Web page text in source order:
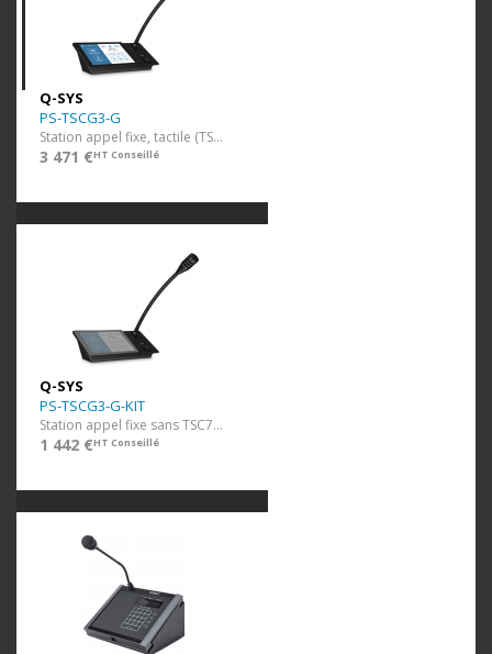
Q-SYS
PS-TSCG3-G
Station appel fixe, tactile (TSC70G3)
3 471 €HT Conseillé
Q-SYS
PS-TSCG3-G-KIT
Station appel fixe sans TSC70G3
1 442 €HT Conseillé